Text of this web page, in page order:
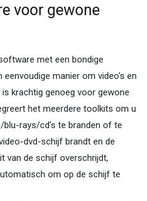
voor gewone
met een bondige
manier om video's en
krachtig genoeg voor gewone
het meerdere toolkits om u
blu-rays/cd's te branden of te
dvd-schijf brandt en de
van de schijf overschrijdt,
om op de schijf te